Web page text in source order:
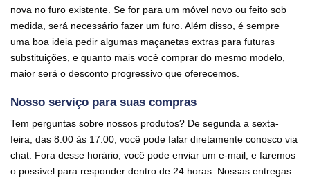
nova no furo existente. Se for para um móvel novo ou feito sob
medida, será necessário fazer um furo. Além disso, é sempre
uma boa ideia pedir algumas maçanetas extras para futuras
substituições, e quanto mais você comprar do mesmo modelo,
maior será o desconto progressivo que oferecemos.
Nosso serviço para suas compras
Tem perguntas sobre nossos produtos? De segunda a sexta-
feira, das 8:00 às 17:00, você pode falar diretamente conosco via
chat. Fora desse horário, você pode enviar um e-mail, e faremos
o possível para responder dentro de 24 horas. Nossas entregas